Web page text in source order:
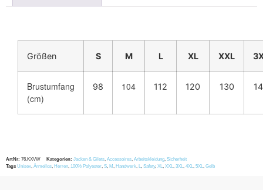
Größen S M L XL XXL
Brustumfang
(cm)
98 104 112 120 130
ArtNr: 76.KXVW Kategorien: Jacken & Gilets, Accessoires, Arbeitskleidung, Sicherheit
Tags Unisex, Ärmellos, Herren, 100% Polyester, S, M, Handwerk, L, Safety, XL, XXL, 3XL, 4XL, 5XL, Gelb